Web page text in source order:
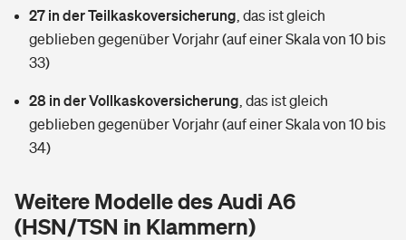
Sie haben Fragen?
Restkreditversicherung
Tools
Hochwasser-Check: Wie gefährdet ist Ihr Haus?
Reiseversicherung
Hundehalter-Haftpflicht
Handyversicherung
Private Cyberversicherung
Tools
Wer versichert was: Jetzt Versicherer finden
Rentenrechner: Wie viel Geld bekomme ich im Alter?
27 in der Teilkaskoversicherung das ist gleich
geblieben gegenüber Vorjahr (auf einer Skala von 10 bis
33)
28 in der Vollkaskoversicherung das ist gleich
geblieben gegenüber Vorjahr (auf einer Skala von 10 bis
34)
Weitere Modelle des Audi A6
(HSN/TSN in Klammern)